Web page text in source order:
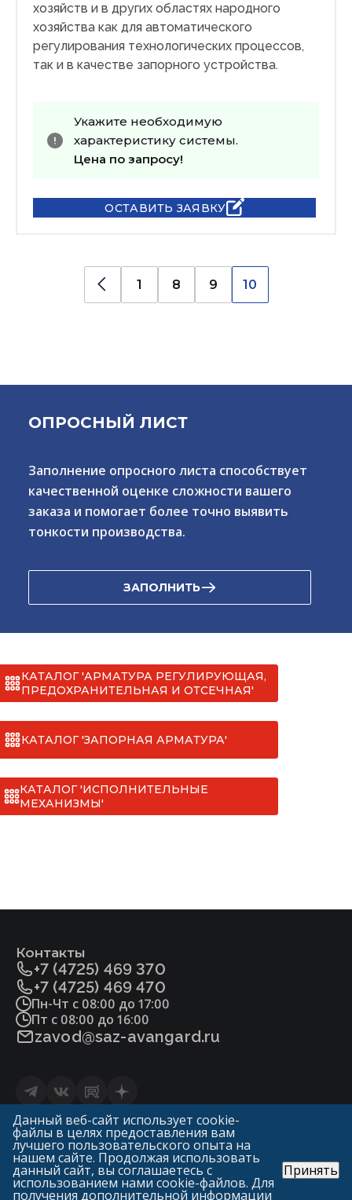
хозяйств и в других областях народного
хозяйства как для автоматического
регулирования технологических процессов,
так и в качестве запорного устройства.
Укажите необходимую
характеристику системы.
Цена по запросу!
ОСТАВИТЬ ЗАЯВКУ
1 8 9 10
ОПРОСНЫЙ ЛИСТ
Заполнение опросного листа способствует
качественной оценке сложности вашего
заказа и помогает более точно выявить
тонкости производства.
ЗАПОЛНИТЬ
КАТАЛОГ 'АРМАТУРА РЕГУЛИРУЮЩАЯ,
ПРЕДОХРАНИТЕЛЬНАЯ И ОТСЕЧНАЯ'
КАТАЛОГ 'ЗАПОРНАЯ АРМАТУРА'
КАТАЛОГ 'ИСПОЛНИТЕЛЬНЫЕ
МЕХАНИЗМЫ'
Контакты
+7 (4725) 469 370
+7 (4725) 469 470
Пн-Чт с 08:00 до 17:00
Пт с 08:00 до 16:00
zavod@saz-avangard.ru
© «ГК Авангард»
САЗ «Авангард» («Арма-Пром»)
Статьи
Политика конфиденциальности и обработки
персональных данных
Данный веб-сайт использует cookie-
файлы в целях предоставления вам
лучшего пользовательского опыта на
нашем сайте. Продолжая использовать
данный сайт, вы соглашаетесь с
использованием нами cookie-файлов. Для
получения дополнительной информации
Принять